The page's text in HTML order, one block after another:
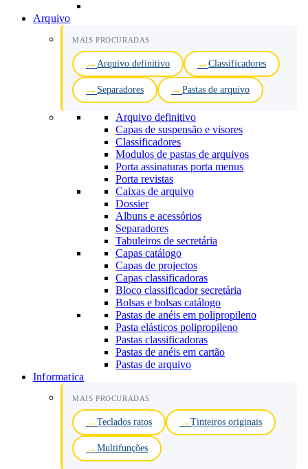
Arquivo
MAIS PROCURADAS
Arquivo definitivo Classificadores
Separadores Pastas de arquivo
Arquivo definitivo
Capas de suspensão e visores
Classificadores
Modulos de pastas de arquivos
Porta assinaturas porta menus
Porta revistas
Caixas de arquivo
Dossier
Albuns e acessórios
Separadores
Tabuleiros de secretária
Capas catálogo
Capas de projectos
Capas classificadoras
Bloco classificador secretária
Bolsas e bolsas catálogo
Pastas de anéis em polipropileno
Pasta elásticos polipropileno
Pastas classificadoras
Pastas de anéis em cartão
Pastas de arquivo
Informatica
MAIS PROCURADAS
Teclados ratos Tinteiros originais
Multifunções